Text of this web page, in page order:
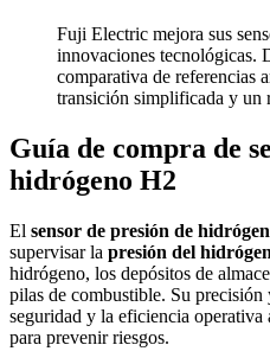
Fuji Electric mejora sus
innovaciones tecnológicas.
comparativa de referencias
transición simplificada y un
Guía de compra de
hidrógeno H2
El sensor de presión de
supervisar la presión del
hidrógeno, los depósitos de
pilas de combustible. Su
seguridad y la eficiencia operativa
para prevenir riesgos.